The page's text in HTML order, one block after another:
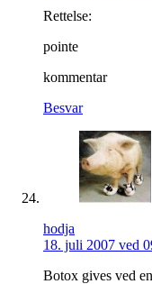
Rettelse:
pointe
kommentar
Besvar
hodja
18. juli 2007 ved
Botox gives ved